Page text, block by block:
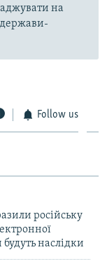
на
держави-
Follow us
російську
наслідки